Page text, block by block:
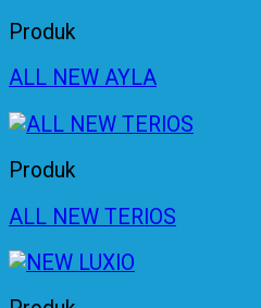
Produk
ALL NEW AYLA
Produk
ALL NEW TERIOS